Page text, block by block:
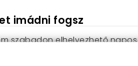
imádni fogsz
szabadon elhelyezhető
ki azt az üzemmódot,